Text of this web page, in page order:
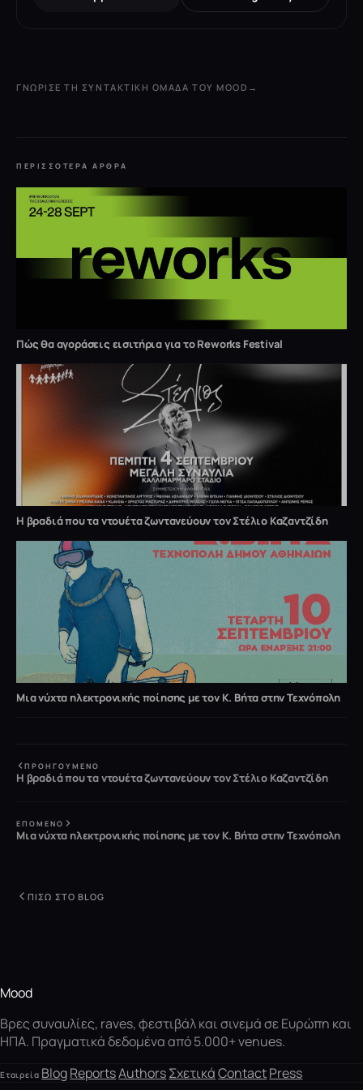
ΓΝΏΡΙΣΕ ΤΗ ΣΥΝΤΑΚΤΙΚΉ ΟΜΆΔΑ ΤΟΥ MOOD →
ΠΕΡΙΣΣΌΤΕΡΑ ΆΡΘΡΑ
Πώς θα αγοράσεις εισιτήρια για το Reworks Festival
Η βραδιά που τα ντουέτα ζωντανεύουν τον Στέλιο Καζαντζίδη
Μια νύχτα ηλεκτρονικής ποίησης με τον Κ. Βήτα στην Τεχνόπολη
ΠΡΟΗΓΟΎΜΕΝΟ
Η βραδιά που τα ντουέτα ζωντανεύουν τον Στέλιο Καζαντζίδη
ΕΠΌΜΕΝΟ
Μια νύχτα ηλεκτρονικής ποίησης με τον Κ. Βήτα στην Τεχνόπολη
ΠΊΣΩ ΣΤΟ BLOG
Mood
Βρες συναυλίες, raves, φεστιβάλ και σινεμά σε Ευρώπη και
ΗΠΑ. Πραγματικά δεδομένα από 5.000+ venues.
Εταιρεία BlogReportsAuthorsΣχετικά ContactPress